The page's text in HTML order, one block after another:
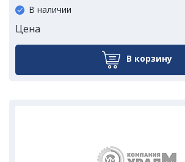
В наличии
Цена
В корзину